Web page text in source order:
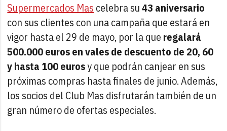
Supermercados Mas celebra su43 aniversario
con sus clientes con una campaña que estará en
vigor hasta el 29 de mayo, por la que regalará
500.000 euros en vales de descuento de 20, 60
y hasta 100 eurosy que podrán canjear en sus
próximas compras hasta finales de junio. Además,
los socios del Club Mas disfrutarán también de un
gran número de ofertas especiales.